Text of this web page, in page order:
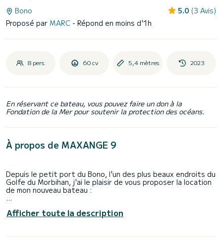
Bono 5.0 (3 Avis)
Proposé par MARC - Répond en moins d'1h
8 pers. 60 cv 5,4 mètres 2023
En réservant ce bateau, vous pouvez faire un don à la
Fondation de la Mer pour soutenir la protection des océans.
À propos de MAXANGE 9
Depuis le petit port du Bono, l'un des plus beaux endroits du
Golfe du Morbihan, j'ai le plaisir de vous proposer la location
de mon nouveau bateau :
Morbihan et ainsi accéder à des endroits paradisiaques
Vous pourrez également découvrir les iles de Houat, Hoëdic
Afficher toute la description